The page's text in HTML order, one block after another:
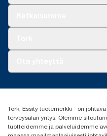
(+358) 9 5068 8222
Oy Essity Finland Ab
Revontulenkuja 1
02100 Espoo
Tork, Essity tuotemerkki - on
terveysalan yritys. Olemme
tuotteidemme ja palveluidemme